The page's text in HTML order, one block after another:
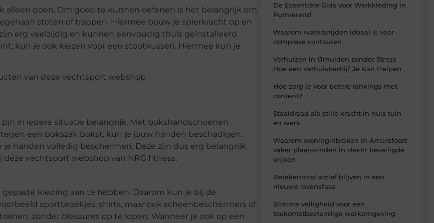
alleen doen. Om goed te kunnen oefenen is het belangrijk om
stoten of trappen. Hiermee bouw je spierkracht op en
erg veelzijdig en kunnen eenvoudig thuis geïnstalleerd
kun je ook kiezen voor een stootkussen. Hiermee kun je
in iedere situatie belangrijk. Met bokshandschoenen
een bokszak bokst, kun je jouw handen beschadigen.
handen volledig beschermen. Deze zijn dus erg belangrijk.
vechtsport webshop van NRG fitness.
kleding aan te hebben. Daarom kun je bij de
sportbroekjes, shirts, maar ook scheenbeschermers of
zonder blessures op te lopen. Wanneer je ook op een
De Essentiële Gids voor Werkkleding in
Purmerend
Waarom watersnijden ideaal is voor
complexe contouren
Verhuizen in IJmuiden zonder Stress
Hoe een Verhuisbedrijf Je Kan Helpen
Hoe zorg je voor betere rankings met
content?
Staaldraad als stille kracht in huis tuin
en werk
Waarom woninginbraken in Amersfoort
vaker plaatsvinden in slecht beveiligde
wijken
Betekenisvol actief blijven in een
nieuwe levensfase
Slimme veiligheid voor een
toekomstbestendige werkomgeving